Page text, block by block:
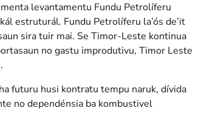
levantamentu Fundu Petrolíferu
estruturál. Fundu Petrolíferu la’ós de’it
sira tuir mai. Se Timor-Leste kontinua
no gastu improdutivu, Timor Leste
futuru husi kontratu tempu naruk, dívida
no dependénsia ba kombustivel